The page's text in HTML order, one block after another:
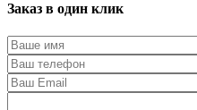
Заказ в один клик